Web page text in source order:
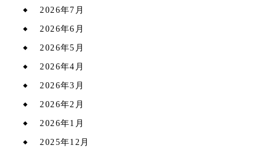
2026年7月
2026年6月
2026年5月
2026年4月
2026年3月
2026年2月
2026年1月
2025年12月